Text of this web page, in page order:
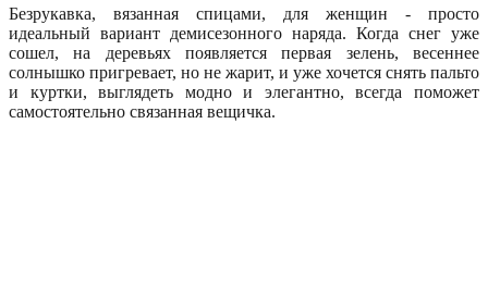
Безрукавка, вязанная спицами, для женщин - просто
идеальный вариант демисезонного наряда. Когда снег уже
сошел, на деревьях появляется первая зелень, весеннее
солнышко пригревает, но не жарит, и уже хочется снять пальто
и куртки, выглядеть модно и элегантно, всегда поможет
самостоятельно связанная вещичка.